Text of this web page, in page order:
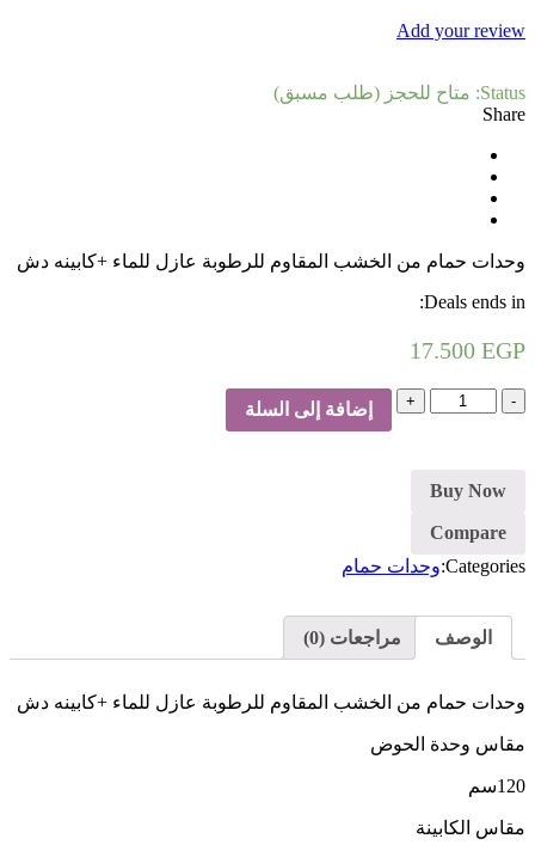
Add your review
Status: متاح للحجز (طلب مسبق)
Share
وحدات حمام من الخشب المقاوم للرطوبة عازل للماء +كابينه دش
Deals ends in:
17.500 EGP
كمية
إضافة إلى السلة
Buy Now
Compare
Categories: وحدات حمام
الوصف مراجعات (0)
وحدات حمام من الخشب المقاوم للرطوبة عازل للماء +كابينه دش
مقاس وحدة الحوض
120سم
مقاس الكابينة